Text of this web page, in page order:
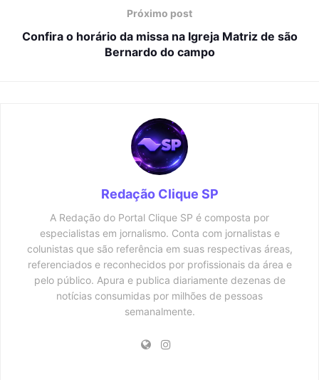
Próximo post
Confira o horário da missa na Igreja Matriz de são
Bernardo do campo
Redação Clique SP
A Redação do Portal Clique SP é composta por
especialistas em jornalismo. Conta com jornalistas e
colunistas que são referência em suas respectivas áreas,
referenciados e reconhecidos por profissionais da área e
pelo público. Apura e publica diariamente dezenas de
notícias consumidas por milhões de pessoas
semanalmente.